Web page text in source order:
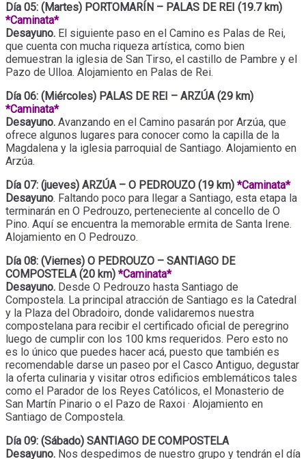
Día 05: (Martes) PORTOMARÍN – PALAS DE REI (19.7 km)
*Caminata*
Desayuno. El siguiente paso en el Camino es Palas de Rei,
que cuenta con mucha riqueza artística, como bien
demuestran la iglesia de San Tirso, el castillo de Pambre y el
Pazo de Ulloa. Alojamiento en Palas de Rei.
Día 06: (Miércoles) PALAS DE REI – ARZÚA (29 km)
*Caminata*
Desayuno. Avanzando en el Camino pasarán por Arzúa, que
ofrece algunos lugares para conocer como la capilla de la
Magdalena y la iglesia parroquial de Santiago. Alojamiento en
Arzúa.
Día 07: (jueves) ARZÚA – O PEDROUZO (19 km) *Caminata*
Desayuno. Faltando poco para llegar a Santiago, esta etapa la
terminarán en O Pedrouzo, perteneciente al concello de O
Pino. Aquí se encuentra la memorable ermita de Santa Irene.
Alojamiento en O Pedrouzo.
Día 08: (Viernes) O PEDROUZO – SANTIAGO DE
COMPOSTELA (20 km) *Caminata*
Desayuno. Desde O Pedrouzo hasta Santiago de
Compostela. La principal atracción de Santiago es la Catedral
y la Plaza del Obradoiro, donde validaremos nuestra
compostelana para recibir el certificado oficial de peregrino
luego de cumplir con los 100 kms requeridos. Pero esto no
es lo único que puedes hacer acá, puesto que también es
recomendable darse un paseo por el Casco Antiguo, degustar
la oferta culinaria y visitar otros edificios emblemáticos tales
como el Parador de los Reyes Católicos, el Monasterio de
San Martín Pinario o el Pazo de Raxoi · Alojamiento en
Santiago de Compostela.
Día 09: (Sábado) SANTIAGO DE COMPOSTELA
Desayuno. Nos despedimos de nuestro grupo y tendrán el día